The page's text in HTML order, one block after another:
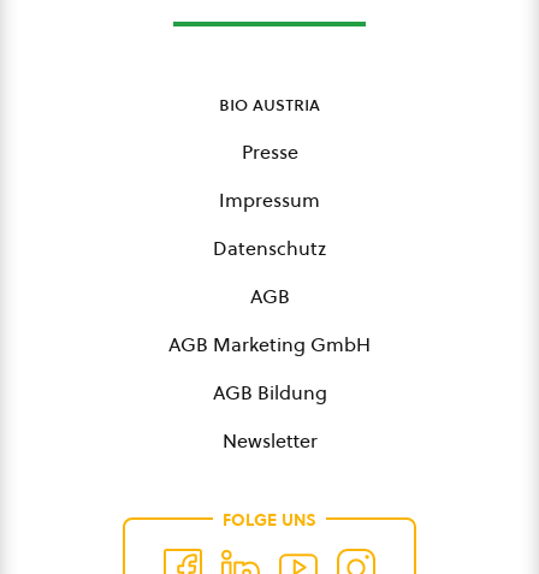
bio austria
Presse
Impressum
Datenschutz
AGB
AGB Marketing GmbH
AGB Bildung
Newsletter
FOLGE UNS